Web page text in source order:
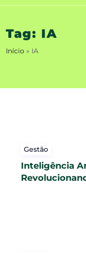
Tag: IA
Início » IA
Gestão
Inteligência